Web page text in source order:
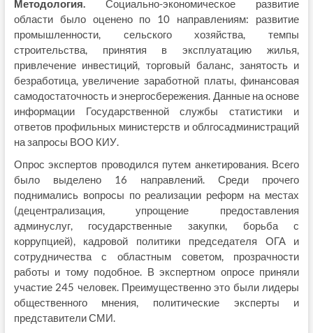
Методология.Социально-экономическое развитие
области было оценено по 10 направлениям: развитие
промышленности, сельского хозяйства, темпы
строительства, принятия в эксплуатацию жилья,
привлечение инвестиций, торговый баланс, занятость и
безработица, увеличение заработной платы, финансовая
самодостаточность и энергосбережения. Данные на основе
информации Государственной службы статистики и
ответов профильных министерств и облгосадминистраций
на запросы ВОО КИУ.
Опрос экспертов проводился путем анкетирования. Всего
было выделено 16 направлений. Среди прочего
поднимались вопросы по реализации реформ на местах
(децентрализация, упрощение предоставления
админуслуг, государственные закупки, борьба с
коррупцией), кадровой политики председателя ОГА и
сотрудничества с областным советом, прозрачности
работы и тому подобное. В экспертном опросе приняли
участие 245 человек. Преимущественно это были лидеры
общественного мнения, политические эксперты и
представители СМИ.